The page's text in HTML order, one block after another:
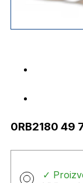
0RB2180 49
✓